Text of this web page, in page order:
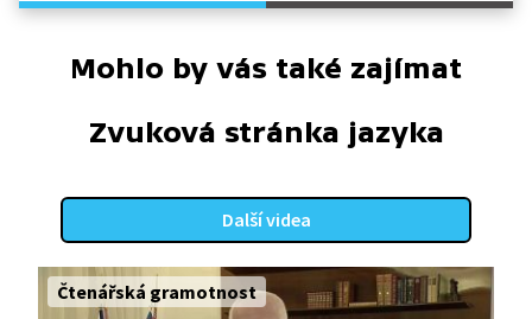
Mohlo by vás také zajímat
Zvuková stránka jazyka
Další videa
Čtenářská gramotnost